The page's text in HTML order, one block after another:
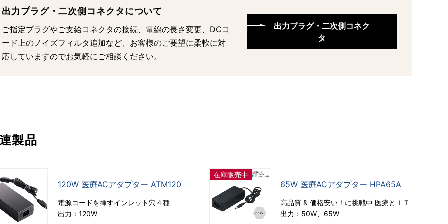
出力プラグ・二次側コネクタについて
ご指定プラグやご支給コネクタの接続、電線の長さ変更、DCコ
ード上のノイズフィルタ追加など、お客様のご要望に柔軟に対
応していますのでお気軽にご相談ください。
出力プラグ・二次側コネク
タ
製品
120W 医療ACアダプター ATM120
電源コードを挿すインレット穴４種
出力：120W
在庫販売中
65W 医療ACアダプター HPA65A
高品質 & 価格安い！に挑戦中 医療とＩＴ
出力：50W、65W